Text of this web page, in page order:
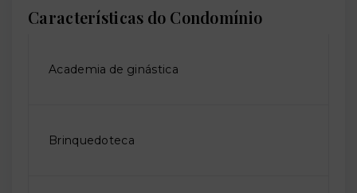
Características do Condomínio
Academia de ginástica
Brinquedoteca